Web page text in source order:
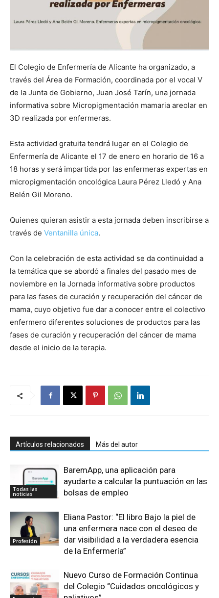
El Colegio de Enfermería de Alicante ha organizado, a
través del Área de Formación, coordinada por el vocal V
de la Junta de Gobierno, Juan José Tarín, una jornada
informativa sobre Micropigmentación mamaria areolar en
3D realizada por enfermeras.
Esta actividad gratuita tendrá lugar en el Colegio de
Enfermería de Alicante el 17 de enero en horario de 16 a
18 horas y será impartida por las enfermeras expertas en
micropigmentación oncológica Laura Pérez Lledó y Ana
Belén Gil Moreno.
Quienes quieran asistir a esta jornada deben inscribirse a
través de Ventanilla única.
Con la celebración de esta actividad se da continuidad a
la temática que se abordó a finales del pasado mes de
noviembre en la Jornada informativa sobre productos
para las fases de curación y recuperación del cáncer de
mama, cuyo objetivo fue dar a conocer entre el colectivo
enfermero diferentes soluciones de productos para las
fases de curación y recuperación del cáncer de mama
desde el inicio de la terapia.
Artículos relacionados Más del autor
Todas las
noticias
BaremApp, una aplicación para
ayudarte a calcular la puntuación en las
bolsas de empleo
Profesión
Eliana Pastor: “El libro Bajo la piel de
una enfermera nace con el deseo de
dar visibilidad a la verdadera esencia
de la Enfermería”
Nuevo Curso de Formación Continua
del Colegio “Cuidados oncológicos y